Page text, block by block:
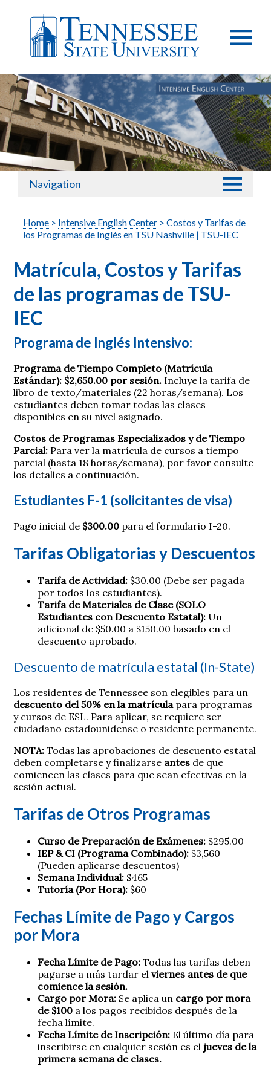
Navigation
Home > Intensive English Center > Costos y Tarifas de
los Programas de Inglés en TSU Nashville | TSU-IEC
Matrícula, Costos y Tarifas
de las programas de TSU-
IEC
Programa de Inglés Intensivo:
Programa de Tiempo Completo (Matrícula
Estándar): $2,650.00 por sesión. Incluye la tarifa de
libro de texto/materiales (22 horas/semana). Los
estudiantes deben tomar todas las clases
disponibles en su nivel asignado.
Costos de Programas Especializados y de Tiempo
Parcial: Para ver la matrícula de cursos a tiempo
parcial (hasta 18 horas/semana), por favor consulte
los detalles a continuación.
Estudiantes F-1 (solicitantes de visa)
Pago inicial de $300.00 para el formulario I-20.
Tarifas Obligatorias y Descuentos
Tarifa de Actividad: $30.00 (Debe ser pagada
por todos los estudiantes).
Tarifa de Materiales de Clase (SOLO
Estudiantes con Descuento Estatal): Un
adicional de $50.00 a $150.00 basado en el
descuento aprobado.
Descuento de matrícula estatal (In-State)
Los residentes de Tennessee son elegibles para un
descuento del 50% en la matrícula para programas
y cursos de ESL. Para aplicar, se requiere ser
ciudadano estadounidense o residente permanente.
NOTA: Todas las aprobaciones de descuento estatal
deben completarse y finalizarse antes de que
comiencen las clases para que sean efectivas en la
sesión actual.
Tarifas de Otros Programas
Curso de Preparación de Exámenes: $295.00
IEP & CI (Programa Combinado): $3,560
(Pueden aplicarse descuentos)
Semana Individual: $465
Tutoría (Por Hora): $60
Fechas Límite de Pago y Cargos
por Mora
Fecha Límite de Pago: Todas las tarifas deben
pagarse a más tardar elviernes antes de que
comience la sesión.
Cargo por Mora: Se aplica un cargo por mora
de $100 a los pagos recibidos después de la
fecha límite.
Fecha Límite de Inscripción: El último día para
inscribirse en cualquier sesión es el jueves de la
primera semana de clases.